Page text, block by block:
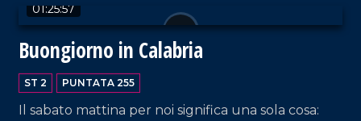
01:25:57
Buongiorno in Calabria
ST 2 PUNTATA 255
Il sabato mattina per noi significa una sola cosa:
VAI AL TITOLO